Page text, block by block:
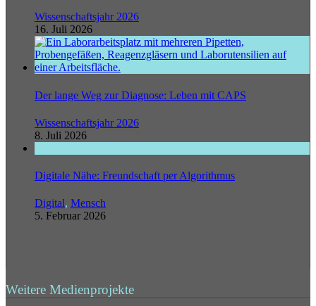
Wissenschaftsjahr 2026
16. Juli 2026
Der lange Weg zur Diagnose: Leben mit CAPS
Wissenschaftsjahr 2026
8. Juli 2026
Digitale Nähe: Freundschaft per Algorithmus
Digital, Mensch
5. Februar 2026
Weitere Medienprojekte